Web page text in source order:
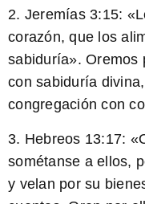
2. Jeremías 3:15:
corazón, que los
sabiduría». Oremos
con sabiduría
congregación con
3. Hebreos 13:17: «
sométanse a ellos,
y velan por su